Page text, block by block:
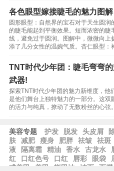
各色眼型嫁接睫毛的魅力图
圆形眼型：自然界的宝石对于天生圆
的睫毛能起到平衡效果。短而浓密的
线，避免过于圆润。图解中，微微向
添了几分女性的温婉气质。杏仁眼型：
TNT时代少年团：睫毛弯弯
武器!
探索TNT时代少年团的魅力新维度，他
是他们舞台上独特魅力的一部分。这
的活力与纯真，撩动了无数粉丝的心弦。
美容专题 护发 脱发 头皮屑
肤
减肥 瘦身 肥胖 祛皱 祛斑
液
隔离霜 精油 香水 古龙水
红
口红色号 口红 唇彩 眼袋
式美甲
美甲 指甲油 洁面 面膜